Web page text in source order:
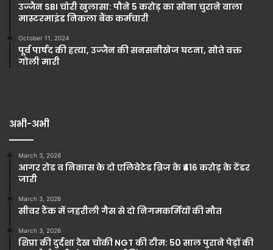
उज्जैन SBI चोरी खुलासा: पौने 5 करोड़ का सोना चुराने वाला
मास्टरमाइंड निकला बैंक कर्मचारी
October 11, 2024
पूर्व पार्षद की हत्या, उज्जैन की सनसनीखेज घटना, सोते वक्त
गोली मारी
अभी-अभी
March 3, 2026
आगर रोड व निकास के दो एलिवेटेड ब्रिज के ₹416 करोड़ के टेंडर
जारी
March 3, 2026
सीवर टैंक में जहरीली गैस से दो निगमकर्मियों की मौत
March 3, 2026
शिप्रा की दुर्दशा देख चौंकी NGT की टीम: 50 साल पुराने पेड़ों की